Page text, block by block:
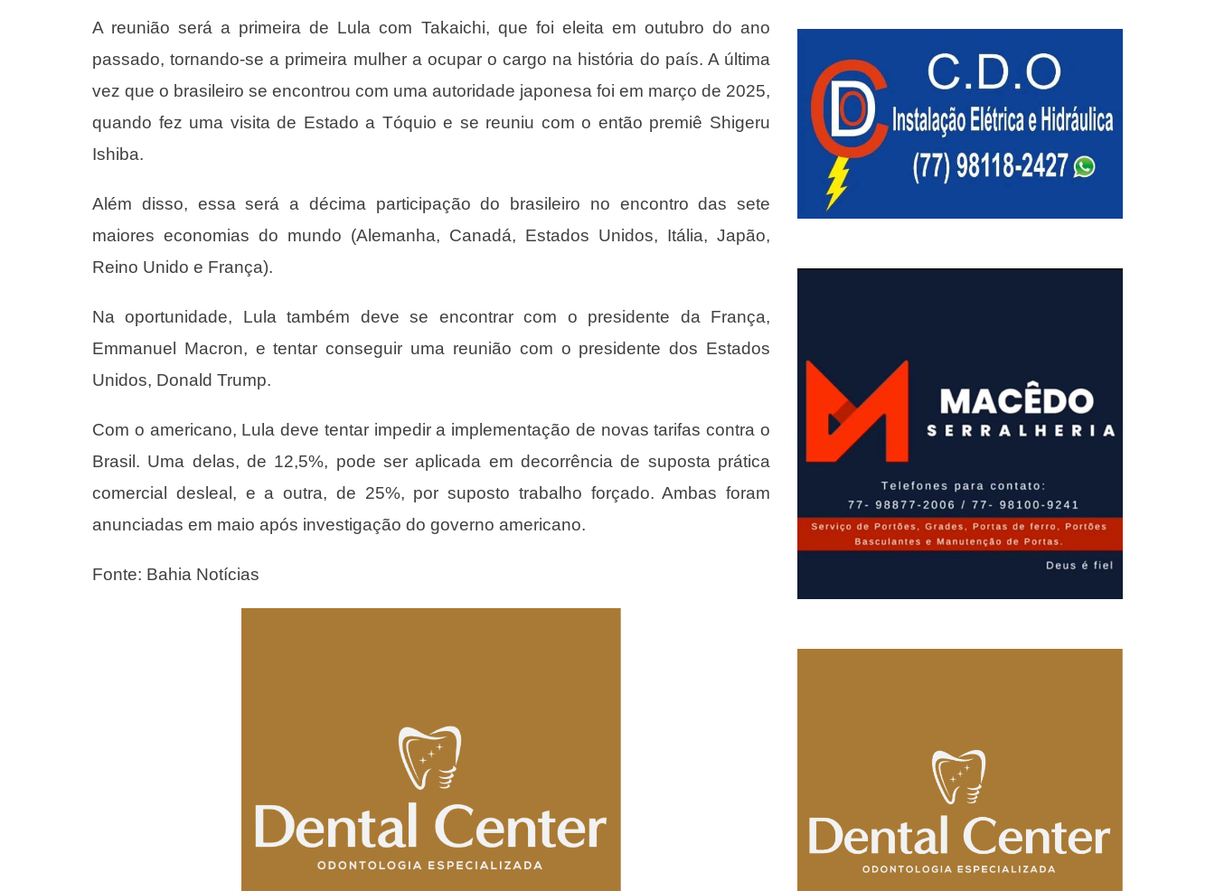
A reunião será a primeira de Lula com Takaichi, que foi eleita em outubro do ano
passado, tornando-se a primeira mulher a ocupar o cargo na história do país. A última
vez que o brasileiro se encontrou com uma autoridade japonesa foi em março de 2025,
quando fez uma visita de Estado a Tóquio e se reuniu com o então premiê Shigeru
Ishiba.
Além disso, essa será a décima participação do brasileiro no encontro das sete
maiores economias do mundo (Alemanha, Canadá, Estados Unidos, Itália, Japão,
Reino Unido e França).
Na oportunidade, Lula também deve se encontrar com o presidente da França,
Emmanuel Macron, e tentar conseguir uma reunião com o presidente dos Estados
Unidos, Donald Trump.
Com o americano, Lula deve tentar impedir a implementação de novas tarifas contra o
Brasil. Uma delas, de 12,5%, pode ser aplicada em decorrência de suposta prática
comercial desleal, e a outra, de 25%, por suposto trabalho forçado. Ambas foram
anunciadas em maio após investigação do governo americano.
Fonte: Bahia Notícias